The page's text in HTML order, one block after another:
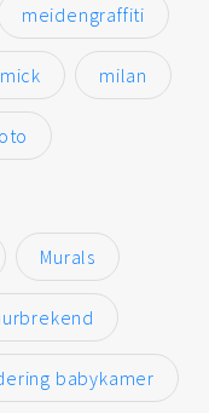
meidengraffiti
mick milan
Murals
babykamer